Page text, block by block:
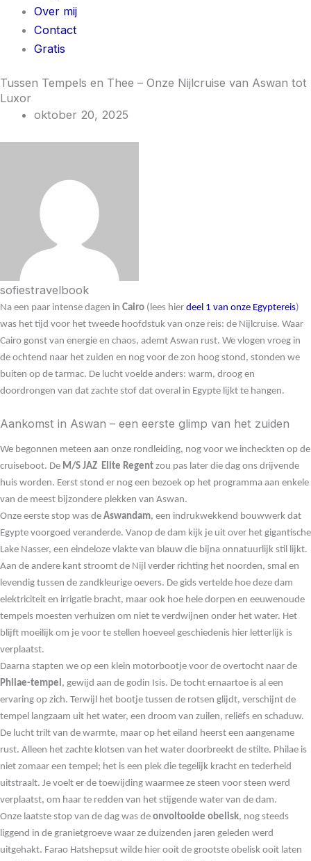
Over mij
Contact
Gratis
Tussen Tempels en Thee – Onze Nijlcruise van Aswan tot
Luxor
oktober 20, 2025
sofiestravelbook
Na een paar intense dagen in Cairo (lees hier deel 1 van onze Egyptereis)
was het tijd voor het tweede hoofdstuk van onze reis: de Nijlcruise. Waar
Cairo gonst van energie en chaos, ademt Aswan rust. We vlogen vroeg in
de ochtend naar het zuiden en nog voor de zon hoog stond, stonden we
buiten op de tarmac. De lucht voelde anders: warm, droog en
doordrongen van dat zachte stof dat overal in Egypte lijkt te hangen.
Aankomst in Aswan – een eerste glimp van het zuiden
We begonnen meteen aan onze rondleiding, nog voor we incheckten op de
cruiseboot. De M/S JAZ Elite Regent zou pas later die dag ons drijvende
huis worden. Eerst stond er nog een bezoek op het programma aan enkele
van de meest bijzondere plekken van Aswan.
Onze eerste stop was de Aswandam, een indrukwekkend bouwwerk dat
Egypte voorgoed veranderde. Vanop de dam kijk je uit over het gigantische
Lake Nasser, een eindeloze vlakte van blauw die bijna onnatuurlijk stil lijkt.
Aan de andere kant stroomt de Nijl verder richting het noorden, smal en
levendig tussen de zandkleurige oevers. De gids vertelde hoe deze dam
elektriciteit en irrigatie bracht, maar ook hoe hele dorpen en eeuwenoude
tempels moesten verhuizen om niet te verdwijnen onder het water. Het
blijft moeilijk om je voor te stellen hoeveel geschiedenis hier letterlijk is
verplaatst.
Daarna stapten we op een klein motorbootje voor de overtocht naar de
Philae-tempel, gewijd aan de godin Isis. De tocht ernaartoe is al een
ervaring op zich. Terwijl het bootje tussen de rotsen glijdt, verschijnt de
tempel langzaam uit het water, een droom van zuilen, reliëfs en schaduw.
De lucht trilt van de warmte, maar op het eiland heerst een aangename
rust. Alleen het zachte klotsen van het water doorbreekt de stilte. Philae is
niet zomaar een tempel; het is een plek die tegelijk kracht en tederheid
uitstraalt. Je voelt er de toewijding waarmee ze steen voor steen werd
verplaatst, om haar te redden van het stijgende water van de dam.
Onze laatste stop van de dag was de onvoltooide obelisk, nog steeds
liggend in de granietgroeve waar ze duizenden jaren geleden werd
uitgehakt. Farao Hatshepsut wilde hier ooit de grootste obelisk ooit laten